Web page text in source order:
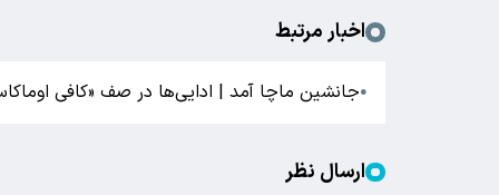
اخبار مرتبط
●جانشین ماچا آمد | ادایی‌ها در صف «کافی
ارسال نظر